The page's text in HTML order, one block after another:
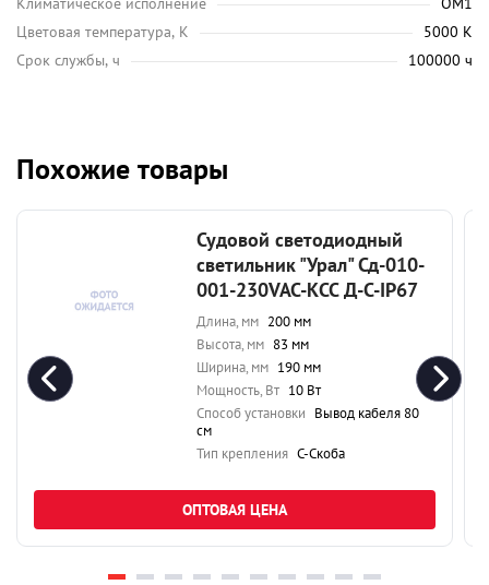
Цветовая температура, K
5000 K
Срок службы, ч
100000 ч
Похожие товары
Судовой светодиодный
светильник "Урал" Сд-010-
001-230VAC-КСС Д-С-IP67
Длина, мм 200 мм
Высота, мм 83 мм
Ширина, мм 190 мм
Мощность, Вт 10 Вт
Способ установки Вывод кабеля 80
см
Тип крепления С-Скоба
ОПТОВАЯ ЦЕНА